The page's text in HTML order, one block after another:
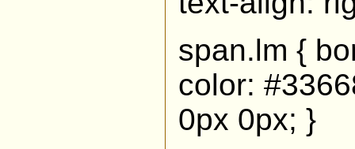
span.lm {
color:
0px 0px; }